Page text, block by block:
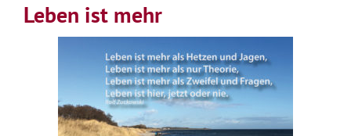
Leben ist mehr